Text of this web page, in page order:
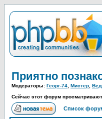
Приятно
Модераторы: Георг-74 Мистер
Сейчас этот форум
Список